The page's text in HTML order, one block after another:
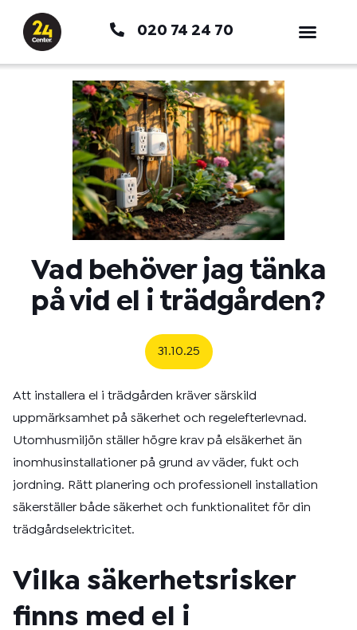
innehåll
020 74 24 70
Vad behöver jag tänka
på vid el i trädgården?
31.10.25
Att installera el i trädgården kräver särskild
uppmärksamhet på säkerhet och regelefterlevnad.
Utomhusmiljön ställer högre krav på elsäkerhet än
inomhusinstallationer på grund av väder, fukt och
jordning. Rätt planering och professionell installation
säkerställer både säkerhet och funktionalitet för din
trädgårdselektricitet.
Vilka säkerhetsrisker
finns med el i